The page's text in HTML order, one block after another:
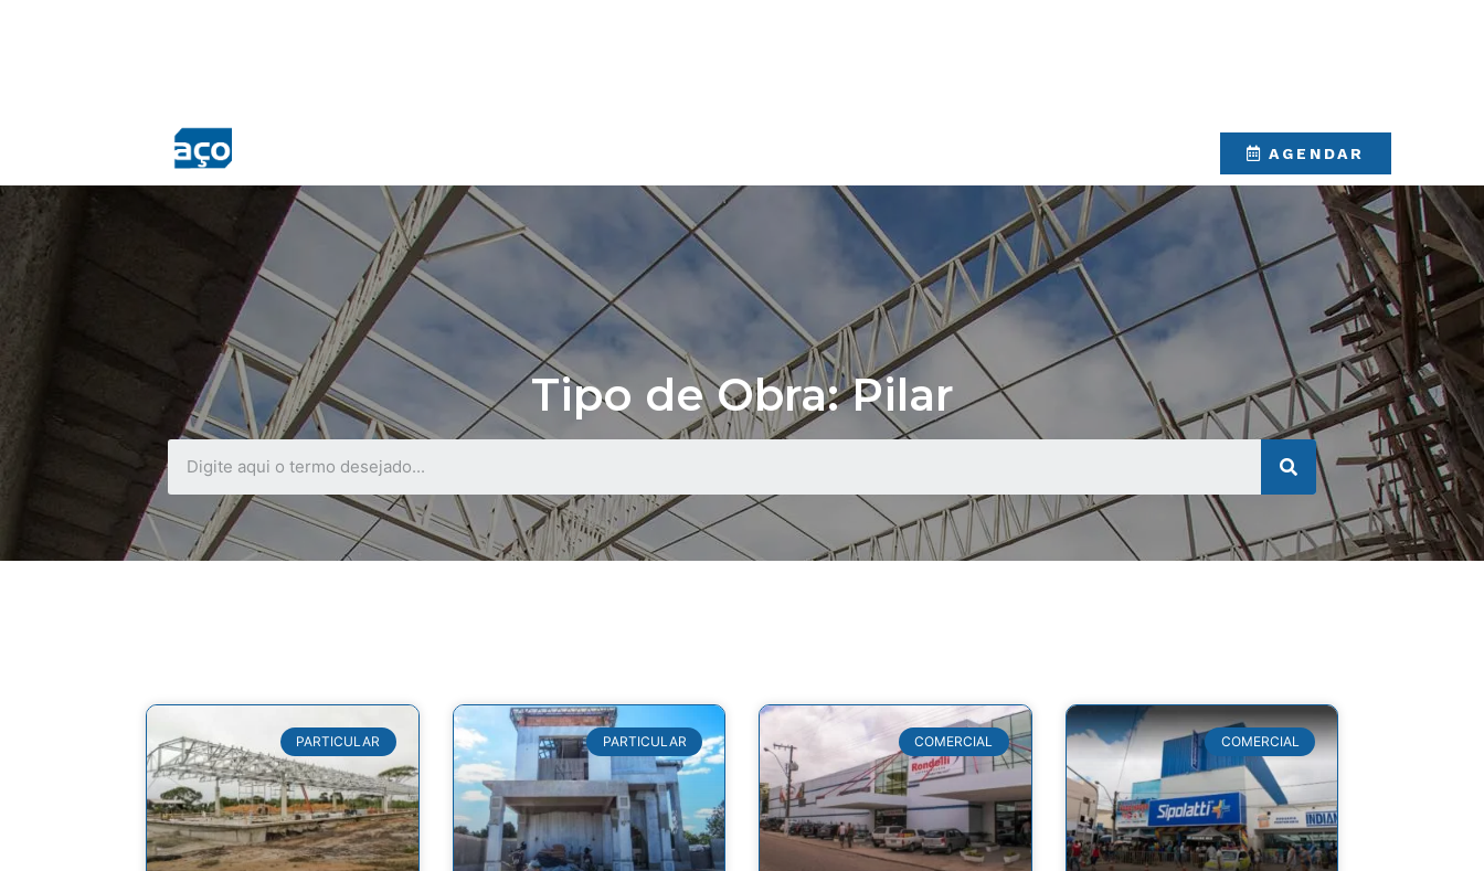
AGENDAR
Tipo de Obra: Pilar
PARTICULAR PARTICULAR COMERCIAL COMERCIAL